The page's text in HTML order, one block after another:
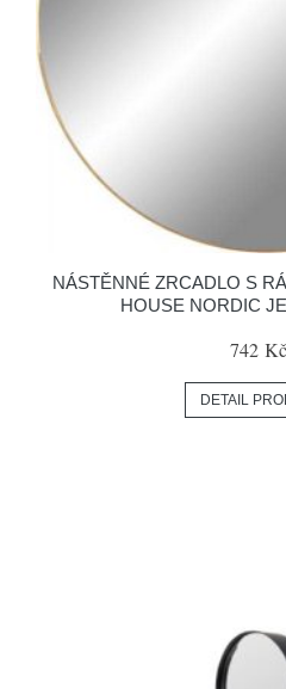
NÁSTĚNNÉ ZRCADLO S
HOUSE NORDIC
742 Kč
DETAIL